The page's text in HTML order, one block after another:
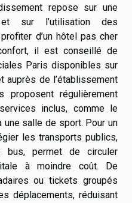
repose sur une
et sur l’utilisation des
d’un hôtel pas cher
il est conseillé de
Paris disponibles sur
auprès de l’établissement
proposent régulièrement
inclus, comme le
une salle de sport. Pour un
les transports publics,
permet de circuler
à moindre coût. De
ou tickets groupés
déplacements, réduisant